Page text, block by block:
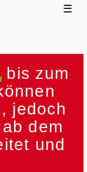
☰
bis zum
jedoch
dem
und